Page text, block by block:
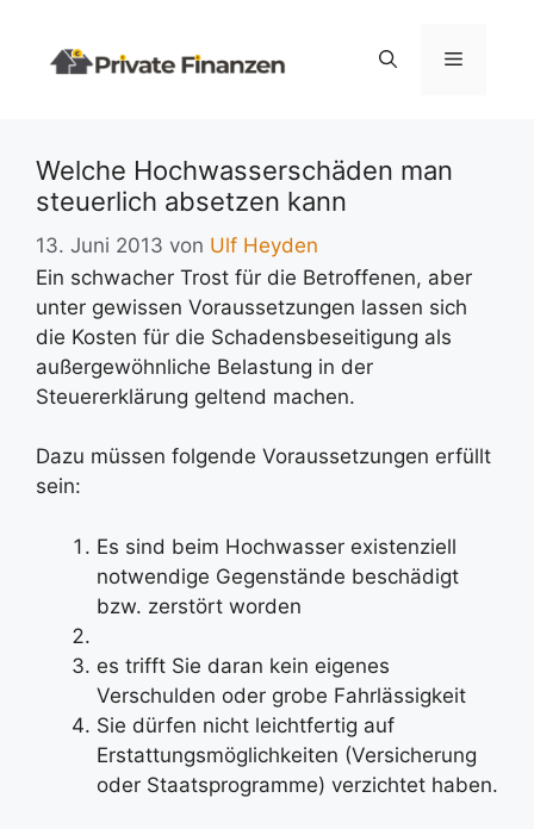
springen
Menü
Welche Hochwasserschäden man
steuerlich absetzen kann
13. Juni 2013 von Ulf Heyden
Ein schwacher Trost für die Betroffenen, aber
unter gewissen Voraussetzungen lassen sich
die Kosten für die Schadensbeseitigung als
außergewöhnliche Belastung in der
Steuererklärung geltend machen.
Dazu müssen folgende Voraussetzungen erfüllt
sein:
Es sind beim Hochwasser existenziell
notwendige Gegenstände beschädigt
bzw. zerstört worden
es trifft Sie daran kein eigenes
Verschulden oder grobe Fahrlässigkeit
Sie dürfen nicht leichtfertig auf
Erstattungsmöglichkeiten (Versicherung
oder Staatsprogramme) verzichtet haben.